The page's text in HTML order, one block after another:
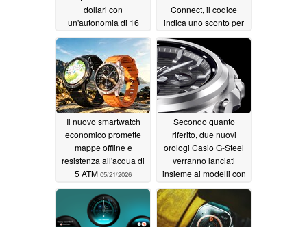
dollari con
un'autonomia di 16
05/22/2026
Connect, il codice
indica uno sconto per
05/21/2026
Il nuovo smartwatch
economico promette
mappe offline e
resistenza all'acqua di
5 ATM 05/21/2026
Secondo quanto
riferito, due nuovi
orologi Casio G-Steel
verranno lanciati
insieme ai modelli con
05/20/2026